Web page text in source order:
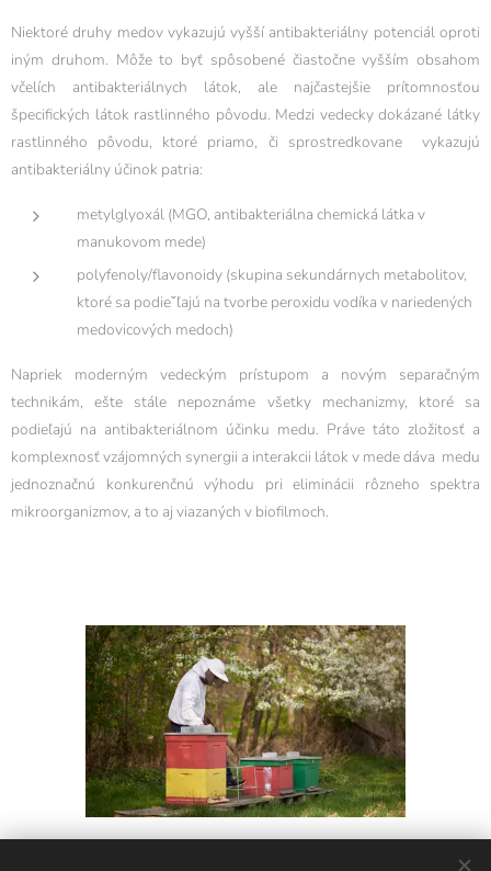
Niektoré druhy medov vykazujú vyšší antibakteriálny potenciál oproti
iným druhom. Môže to byť spôsobené čiastočne vyšším obsahom
včelích antibakteriálnych látok, ale najčastejšie prítomnosťou
špecifických látok rastlinného pôvodu. Medzi vedecky dokázané látky
rastlinného pôvodu, ktoré priamo, či sprostredkovane vykazujú
antibakteriálny účinok patria:
metylglyoxál (MGO, antibakteriálna chemická látka v
manukovom mede)
polyfenoly/flavonoidy (skupina sekundárnych metabolitov,
ktoré sa podieˇľajú na tvorbe peroxidu vodíka v nariedených
medovicových medoch)
Napriek moderným vedeckým prístupom a novým separačným
technikám, ešte stále nepoznáme všetky mechanizmy, ktoré sa
podieľajú na antibakteriálnom účinku medu. Práve táto zložitosť a
komplexnosť vzájomných synergii a interakcii látok v mede dáva medu
jednoznačnú konkurenčnú výhodu pri eliminácii rôzneho spektra
mikroorganizmov, a to aj viazaných v biofilmoch.